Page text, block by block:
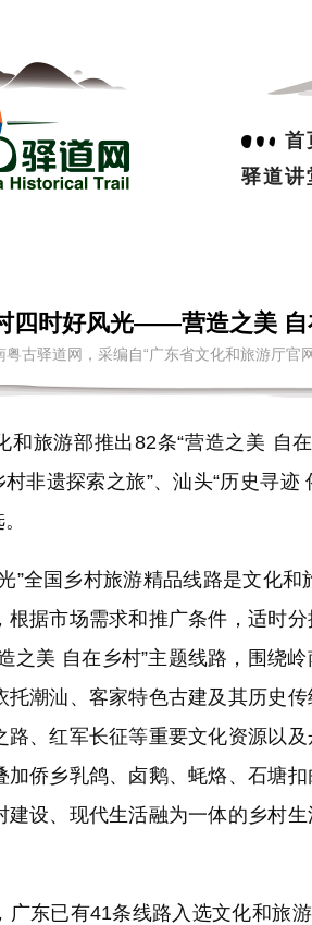
首
驿道讲
四时好风光——营造之美
古驿道网，采编自“广东省文化和旅游厅官
旅游部推出82条“营造之美 自在
村非遗探索之旅”、汕头“历史寻
”全国乡村旅游精品线路是文化
根据市场需求和推广条件，适时
之美 自在乡村”主题线路，围绕
托潮汕、客家特色古建及其历史
路、红军长征等重要文化资源以
加侨乡乳鸽、卤鹅、蚝烙、石塘
建设、现代生活融为一体的乡村
已有41条线路入选文化和旅游